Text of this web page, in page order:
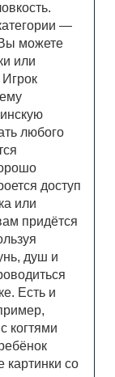
—
можете
или
любого
доступ
или
придётся
душ и
Есть и
когтями
картинки со